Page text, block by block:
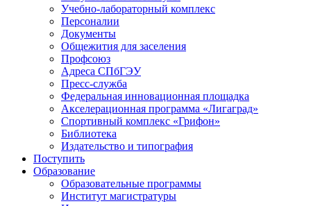
Учебно-лабораторный комплекс
Персоналии
Документы
Общежития для заселения
Профсоюз
Адреса СПбГЭУ
Пресс-служба
Федеральная инновационная площадка
Акселерационная программа «Лигаград»­­
Спортивный комплекс «Грифон»
Библиотека
Издательство и типография
Поступить
Образование
Образовательные программы
Институт магистратуры